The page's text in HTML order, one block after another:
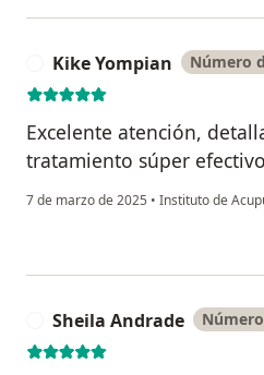
Kike Yompian Número
Excelente atención,
tratamiento súper
7 de marzo de 2025 • Instituto de
Sheila Andrade